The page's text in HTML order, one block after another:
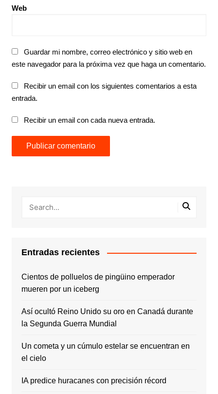
Web
Guardar mi nombre, correo electrónico y sitio web en
este navegador para la próxima vez que haga un comentario.
Recibir un email con los siguientes comentarios a esta
entrada.
Recibir un email con cada nueva entrada.
Entradas recientes
Cientos de polluelos de pingüino emperador
mueren por un iceberg
Así ocultó Reino Unido su oro en Canadá durante
la Segunda Guerra Mundial
Un cometa y un cúmulo estelar se encuentran en
el cielo
IA predice huracanes con precisión récord